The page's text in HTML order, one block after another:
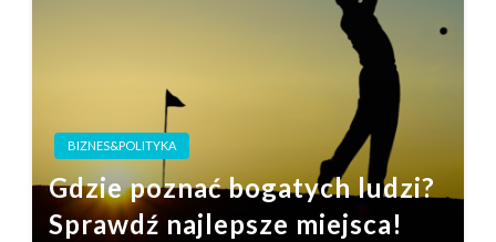
BIZNES&POLITYKA
Gdzie poznać bogatych ludzi?
Sprawdź najlepsze miejsca!